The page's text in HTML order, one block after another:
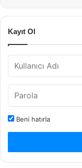
Kayıt Ol
Beni hatırla